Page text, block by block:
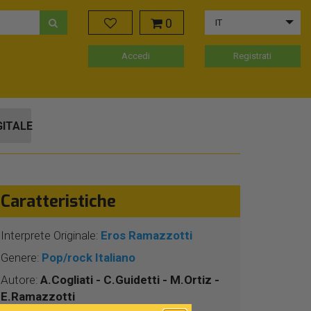
0 IT
Accedi Registrati
Caratteristiche
Interprete Originale: Eros Ramazzotti
Genere: Pop/rock Italiano
Autore: A.Cogliati - C.Guidetti - M.Ortiz -
E.Ramazzotti